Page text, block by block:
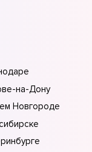
на-Донy
Новгороде